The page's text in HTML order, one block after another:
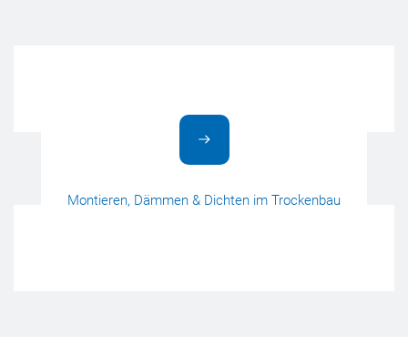
Montieren, Dämmen & Dichten im Trockenbau